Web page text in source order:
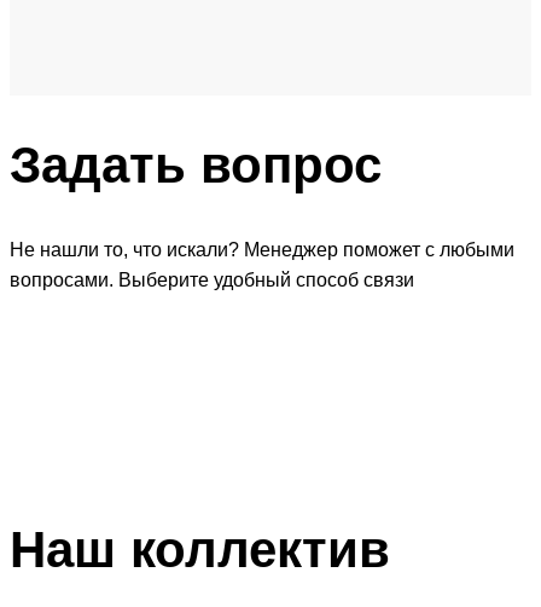
Задать вопрос
Не нашли то, что искали? Менеджер поможет с любыми
вопросами. Выберите удобный способ связи
Наш коллектив